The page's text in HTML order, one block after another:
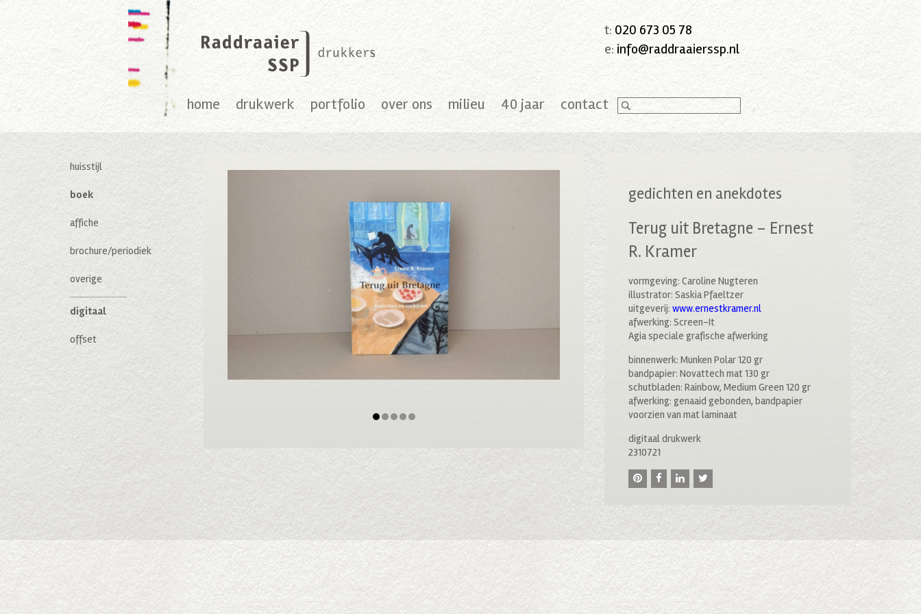
t: 020 673 05 78
e: info@raddraaierssp.nl
home drukwerk portfolio over ons milieu 40 jaar contact
huisstijl
boek
affiche
brochure/periodiek
overige
digitaal
offset
gedichten en anekdotes
Terug uit Bretagne – Ernest
R. Kramer
vormgeving: Caroline Nugteren
illustrator: Saskia Pfaeltzer
uitgeverij: www.ernestkramer.nl
afwerking: Screen-It
Agia speciale grafische afwerking
binnenwerk: Munken Polar 120 gr
bandpapier: Novattech mat 130 gr
schutbladen: Rainbow, Medium Green 120 gr
afwerking: genaaid gebonden, bandpapier
voorzien van mat laminaat
digitaal drukwerk
2310721